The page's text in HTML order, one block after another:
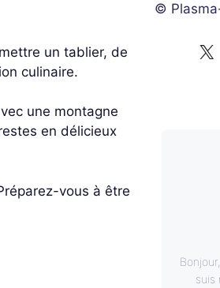
©
un tablier, de
culinaire.
une montagne
en délicieux
vous à être
suis